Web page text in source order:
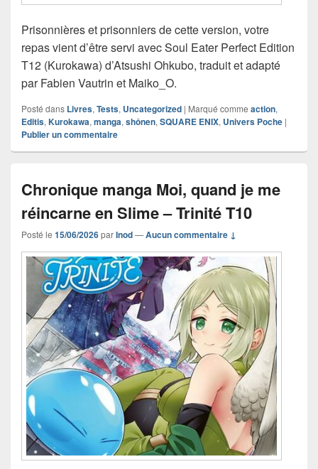
Prisonnières et prisonniers de cette version, votre
repas vient d’être servi avec Soul Eater Perfect Edition
T12 (Kurokawa) d’Atsushi Ohkubo, traduit et adapté
par Fabien Vautrin et Maiko_O.
Posté dans Livres, Tests, Uncategorized | Marqué comme action,
Editis, Kurokawa, manga, shônen, SQUARE ENIX, Univers Poche |
Publier un commentaire
Chronique manga Moi, quand je me
réincarne en Slime – Trinité T10
Posté le 15/06/2026parInod—Aucun commentaire ↓